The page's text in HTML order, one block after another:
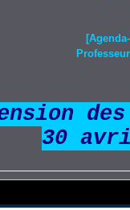
[Agenda-
30